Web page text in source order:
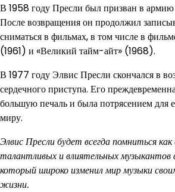
В 1958 году Пресли был призван в армию
После возвращения он продолжил
сниматься в фильмах, в том числе в
(1961) и «Великий тайм-айт» (1968).
В 1977 году Элвис Пресли скончался в
сердечного приступа. Его
большую печаль и была потрясением для
миру.
Элвис Пресли будет всегда помниться
талантливых и влиятельных музыкантов
который широко изменил мир музыки
жизни.